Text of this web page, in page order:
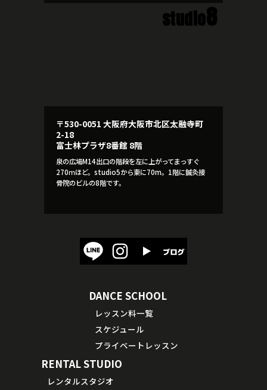
studio8
〒530-0051 大阪府大阪市北区太融寺町
2-18
富士林プラザ8番館 8階
泉の広場M14出口の階段を左に上がってまっすぐ
270ｍほど。studio5から東に70m。1階に鍼灸接
骨院のビルの8階です。
DANCE SCHOOL
レッスン料一覧
スケジュール
プライベートレッスン
RENTAL STUDIO
レンタルスタジオ